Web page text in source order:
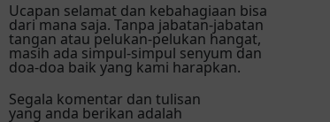
Ucapan selamat dan kebahagiaan bisa
dari mana saja. Tanpa jabatan-jabatan
tangan atau pelukan-pelukan hangat,
masih ada simpul-simpul senyum dan
doa-doa baik yang kami harapkan.
Segala komentar dan tulisan
yang anda berikan adalah